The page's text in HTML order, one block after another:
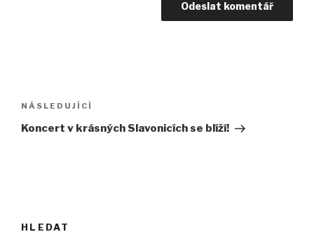
pro
příspěvek
Následující
příspěvek
NÁSLEDUJÍCÍ
Koncert v krásných Slavonicích se blíží!
HLEDAT